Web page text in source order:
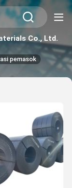
Co., Ltd.
pemasok